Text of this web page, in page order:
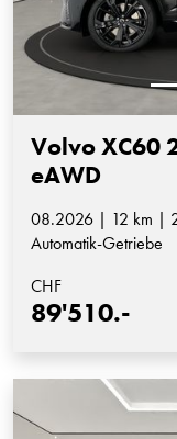
Volvo XC60
eAWD
08.2026 | 12 km |
Automatik-Getriebe
CHF
89'510.-